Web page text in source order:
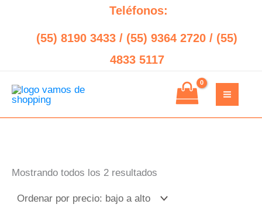
contenido
Teléfonos:
(55) 8190 3433 / (55) 9364 2720 / (55)
4833 5117
Mostrando todos los 2 resultados
by
low
to
high